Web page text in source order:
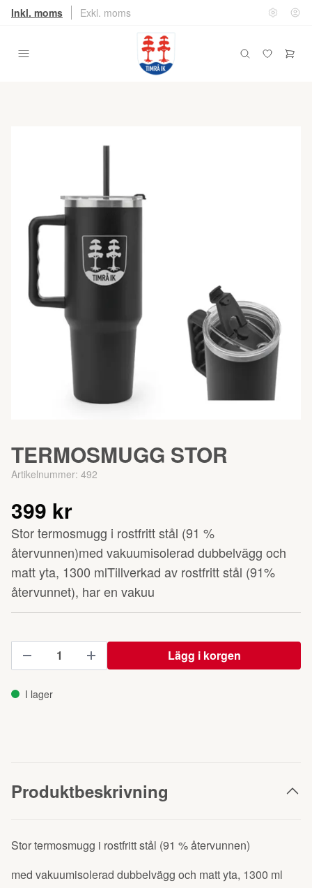
Inkl. moms Exkl. moms
TERMOSMUGG STOR
Artikelnummer: 492
399 kr
Stor termosmugg i rostfritt stål (91 %
återvunnen)med vakuumisolerad dubbelvägg och
matt yta, 1300 mlTillverkad av rostfritt stål (91%
återvunnet), har en vakuu
Lägg i korgen
I lager
Produktbeskrivning
Stor termosmugg i rostfritt stål (91 % återvunnen)
med vakuumisolerad dubbelvägg och matt yta, 1300 ml